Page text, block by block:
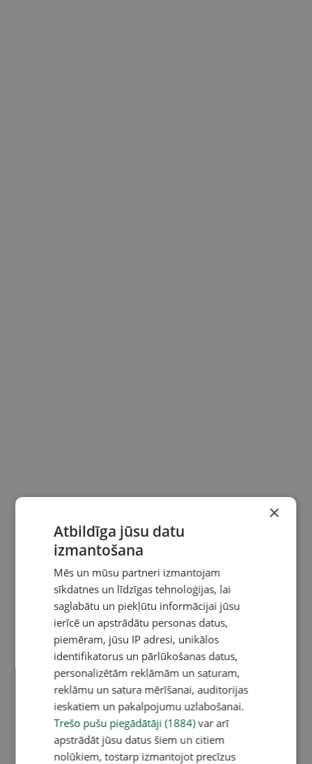
×
Atbildīga jūsu datu
izmantošana
Mēs un mūsu partneri izmantojam
sīkdatnes un līdzīgas tehnoloģijas, lai
saglabātu un piekļūtu informācijai jūsu
ierīcē un apstrādātu personas datus,
piemēram, jūsu IP adresi, unikālos
identifikatorus un pārlūkošanas datus,
personalizētām reklāmām un saturam,
reklāmu un satura mērīšanai, auditorijas
ieskatiem un pakalpojumu uzlabošanai.
Trešo pušu piegādātāji (1884)var arī
apstrādāt jūsu datus šiem un citiem
nolūkiem, tostarp izmantojot precīzus